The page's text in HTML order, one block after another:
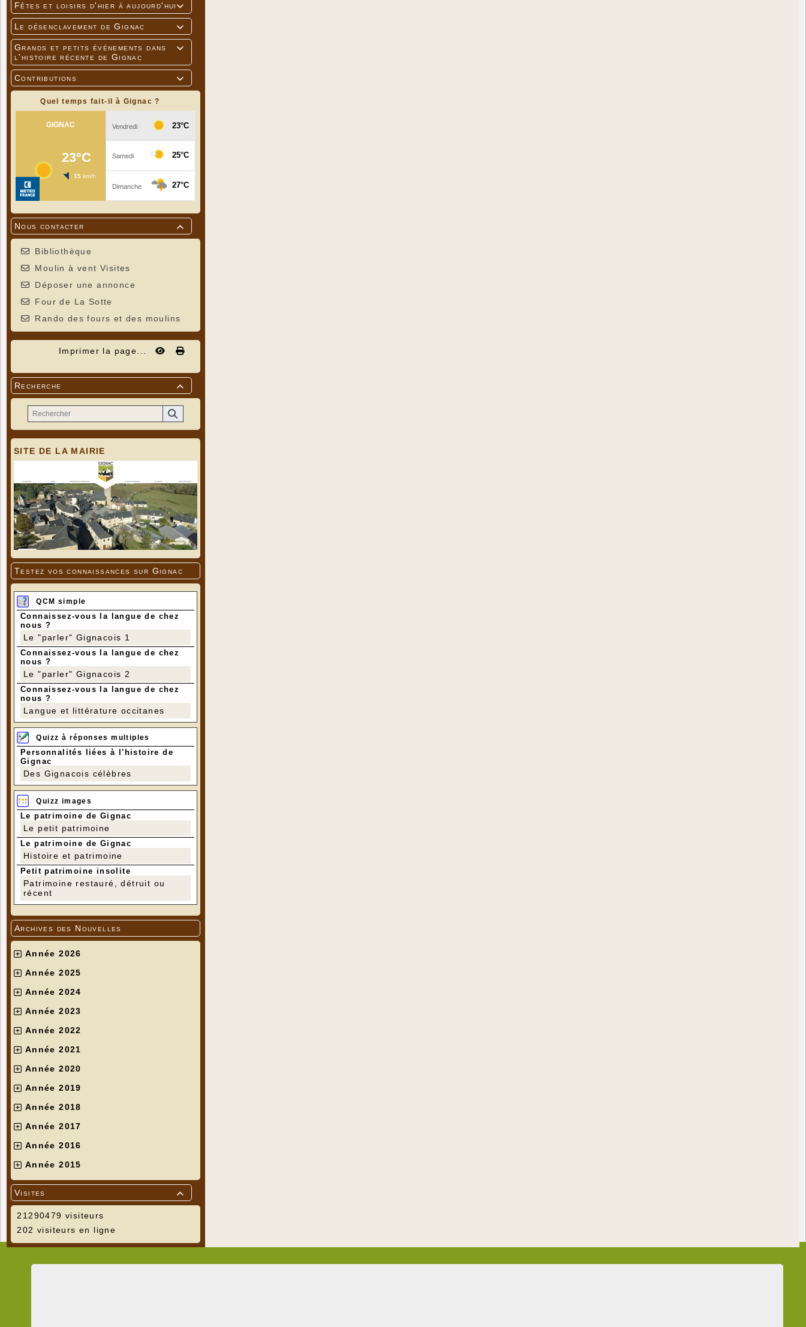

Fêtes et loisirs d'hier à aujourd'hui

Le désenclavement de Gignac

Grands et petits événements dans
l'histoire récente de Gignac

Contributions
Quel temps fait-il à Gignac ?

Nous contacter
Bibliothèque
Moulin à vent Visites
Déposer une annonce
Four de La Sotte
Rando des fours et des moulins
Imprimer la page...

Recherche
SITE DE LA MAIRIE
Testez vos connaissances sur Gignac
QCM simple
Connaissez-vous la langue de chez
nous ?
Le "parler" Gignacois 1
Connaissez-vous la langue de chez
nous ?
Le "parler" Gignacois 2
Connaissez-vous la langue de chez
nous ?
Langue et littérature occitanes
Quizz à réponses multiples
Personnalités liées à l'histoire de
Gignac
Des Gignacois célèbres
Quizz images
Le patrimoine de Gignac
Le petit patrimoine
Le patrimoine de Gignac
Histoire et patrimoine
Petit patrimoine insolite
Patrimoine restauré, détruit ou
récent
Archives des Nouvelles
Année 2026
Année 2025
Année 2024
Année 2023
Année 2022
Année 2021
Année 2020
Année 2019
Année 2018
Année 2017
Année 2016
Année 2015

Visites
21290479 visiteurs
202 visiteurs en ligne